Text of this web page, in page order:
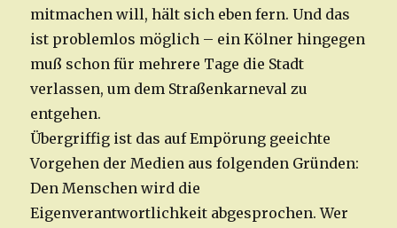
mitmachen will, hält sich eben fern. Und das
ist problemlos möglich – ein Kölner hingegen
muß schon für mehrere Tage die Stadt
verlassen, um dem Straßenkarneval zu
entgehen.
Übergriffig ist das auf Empörung geeichte
Vorgehen der Medien aus folgenden Gründen:
Den Menschen wird die
Eigenverantwortlichkeit abgesprochen. Wer